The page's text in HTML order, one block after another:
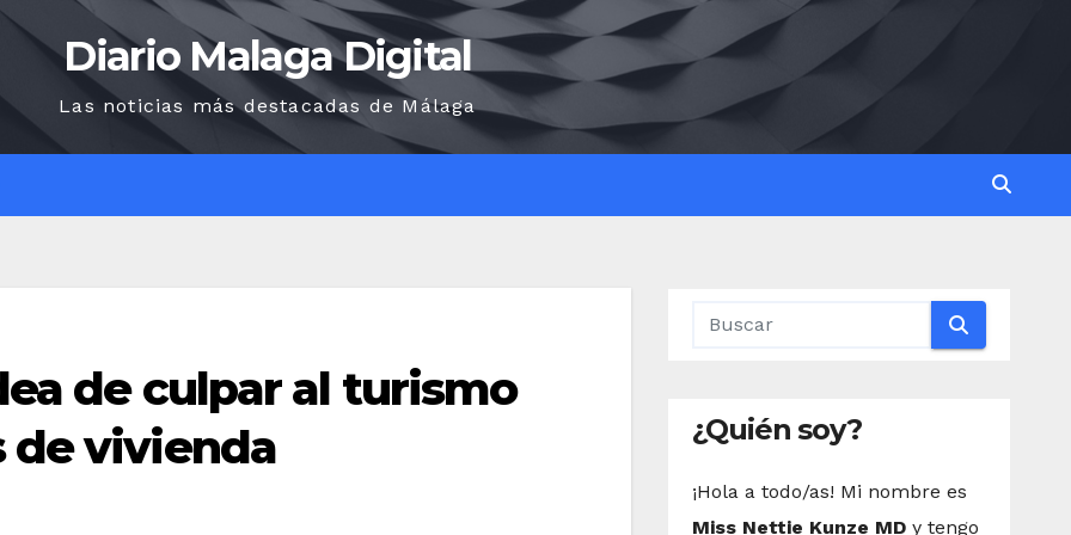
Diario Malaga Digital
Las noticias más destacadas de Málaga
de culpar al turismo
de vivienda
¿Quién soy?
¡Hola a todo/as! Mi nombre es
Miss Nettie Kunze MDy tengo